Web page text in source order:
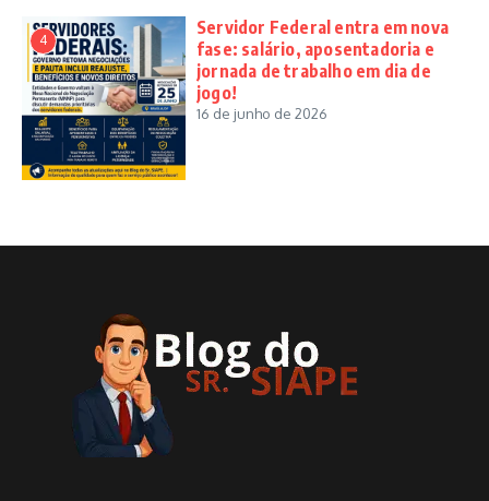
4
Servidor Federal entra em nova
fase: salário, aposentadoria e
jornada de trabalho em dia de
jogo!
16 de junho de 2026